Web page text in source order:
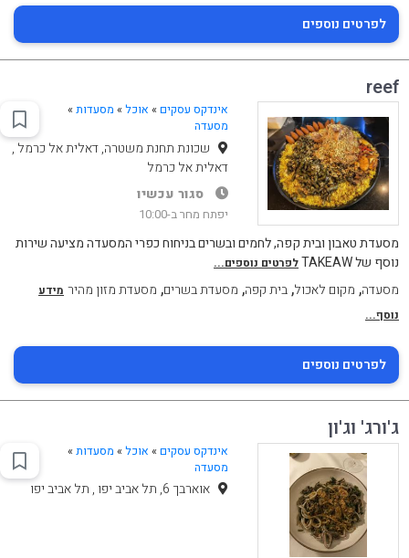
לפרטים נוספים
reef
אינדקס עסקים » אוכל» מסעדות»
מסעדה
שכונת תחנת משטרה, דאלית אל כרמל ,
דאלית אל כרמל
סגור עכשיו
יפתח מחר ב-10:00
מסעדת טאבון ובית קפה, לחמים ובשרים בניחוח כפרי המסעדה מציעה שירות
נוסף של TAKEAW
לפרטים נוספים...
מסעדה, מקום לאכול,בית קפה, מסעדת בשרים, מסעדת מזון מהיר מידע
נוסף...
לפרטים נוספים
ג'ורג' וג'ון
אינדקס עסקים » אוכל» מסעדות»
מסעדה
אוארבך 6, תל אביב יפו , תל אביב יפו